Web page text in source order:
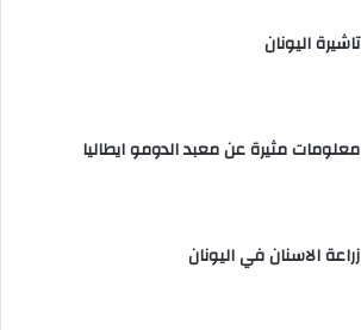
تاشيرة اليونان
معلومات مثيرة عن معبد الدومو ايطاليا
زراعة الاسنان في اليونان